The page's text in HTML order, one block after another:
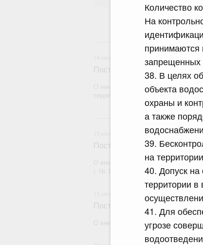
Количество
На
принимаются
запрещенных
38. В целях
объекта
охраны и
а также
39.
на
40. Допуск
территории
41. Для
угрозе
Постановление
О некоторых вопросах отчуждения
Постановление
О внесении изменений в
Постановление
О внесении изменений в